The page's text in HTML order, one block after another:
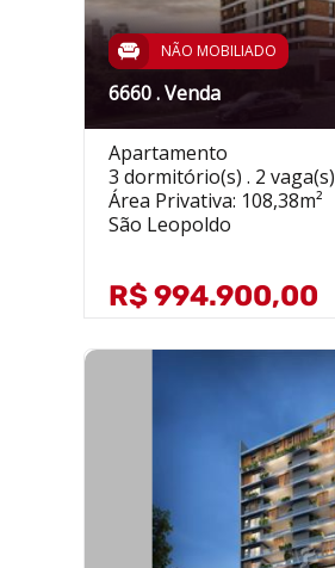
NÃO MOBILIADO
6660 . Venda
Apartamento
3 dormitório(s) . 2 vaga(s)
Área Privativa: 108,38m²
São Leopoldo
R$ 994.900,00